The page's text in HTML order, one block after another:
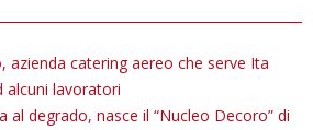
azienda catering aereo che serve Ita
alcuni lavoratori
degrado, nasce il “Nucleo Decoro” di